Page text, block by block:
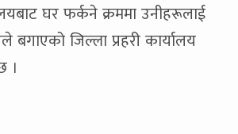
घर फर्कने क्रममा उनीहरूलाई
जिल्ला प्रहरी कार्यालय
।